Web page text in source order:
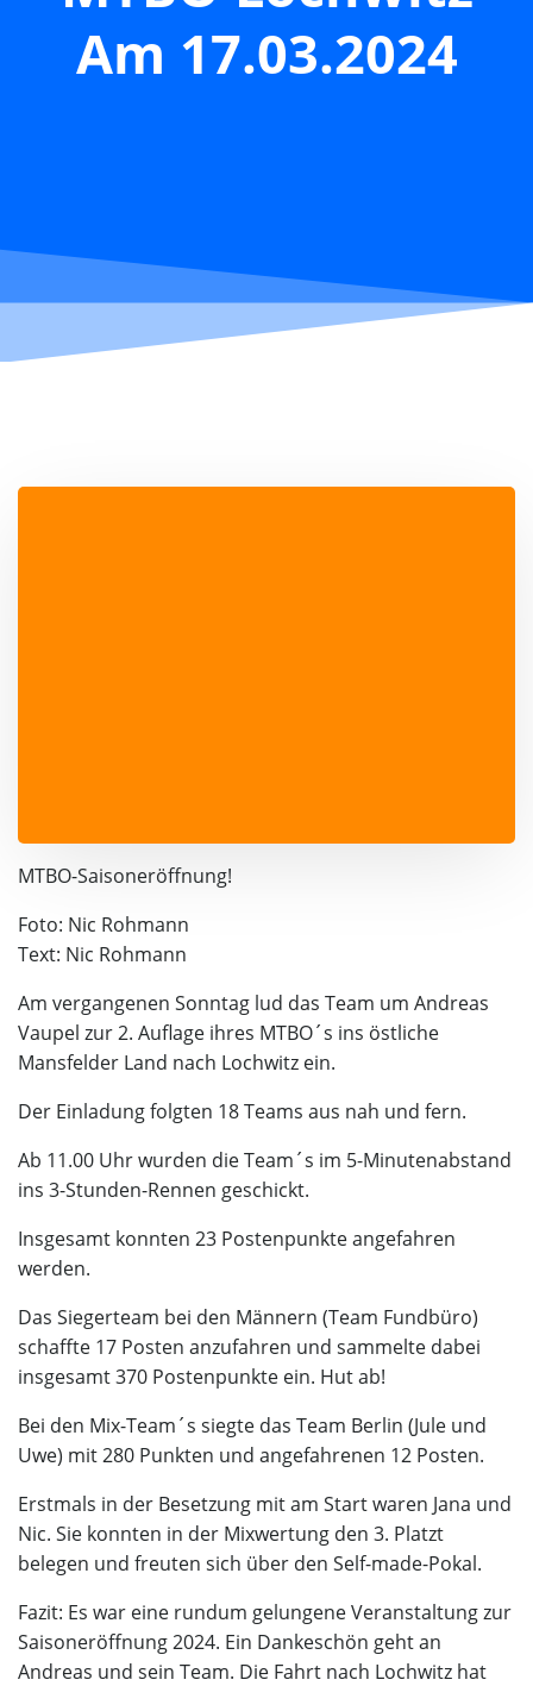
Am 17.03.2024
MTBO-Saisoneröffnung!
Foto: Nic Rohmann
Text: Nic Rohmann
Am vergangenen Sonntag lud das Team um Andreas
Vaupel zur 2. Auflage ihres MTBO´s ins östliche
Mansfelder Land nach Lochwitz ein.
Der Einladung folgten 18 Teams aus nah und fern.
Ab 11.00 Uhr wurden die Team´s im 5-Minutenabstand
ins 3-Stunden-Rennen geschickt.
Insgesamt konnten 23 Postenpunkte angefahren
werden.
Das Siegerteam bei den Männern (Team Fundbüro)
schaffte 17 Posten anzufahren und sammelte dabei
insgesamt 370 Postenpunkte ein. Hut ab!
Bei den Mix-Team´s siegte das Team Berlin (Jule und
Uwe) mit 280 Punkten und angefahrenen 12 Posten.
Erstmals in der Besetzung mit am Start waren Jana und
Nic. Sie konnten in der Mixwertung den 3. Platzt
belegen und freuten sich über den Self-made-Pokal.
Fazit: Es war eine rundum gelungene Veranstaltung zur
Saisoneröffnung 2024. Ein Dankeschön geht an
Andreas und sein Team. Die Fahrt nach Lochwitz hat